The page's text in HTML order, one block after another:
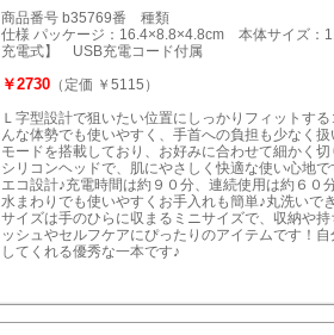
商品番号 b35769番 種類
仕様 パッケージ：16.4×8.8×4.8cm 本体サイズ
充電式】 USB充電コード付属
￥2730 （定価 ￥5115）
Ｌ字型設計で狙いたい位置にしっかりフィットす
んな体勢でも使いやすく、手首への負担も少なく
モードを搭載しており、お好みに合わせて細かく
シリコンヘッドで、肌にやさしく快適な使い心地
エコ設計♪充電時間は約９０分、連続使用は約６０
水まわりでも使いやすくお手入れも簡単♪丸洗いで
サイズは手のひらに収まるミニサイズで、収納や
ッシュやセルフケアにぴったりのアイテムです！
してくれる優秀な一本です♪